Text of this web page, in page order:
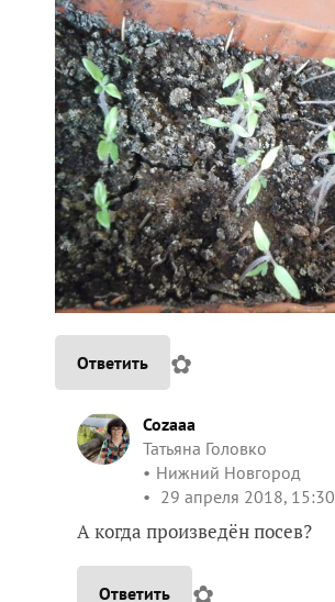
Ответить ✿
Cozaaa
Татьяна Головко
Нижний Новгород
29 апреля 2018, 15:30
А когда произведён посев?
Ответить ✿